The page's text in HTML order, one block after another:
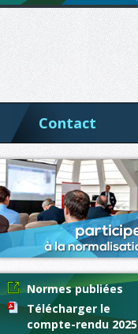
Contact
Normes publiées
Télécharger le
compte-rendu 2025